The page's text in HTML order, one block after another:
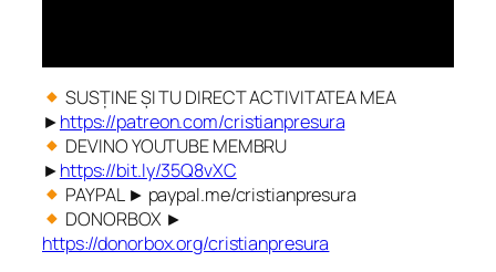
SUSȚINE ȘI TU DIRECT ACTIVITATEA MEA
►https://patreon.com/cristianpresura
DEVINO YOUTUBE MEMBRU
►https://bit.ly/35Q8vXC
PAYPAL ► paypal.me/cristianpresura
DONORBOX ►
https://donorbox.org/cristianpresura